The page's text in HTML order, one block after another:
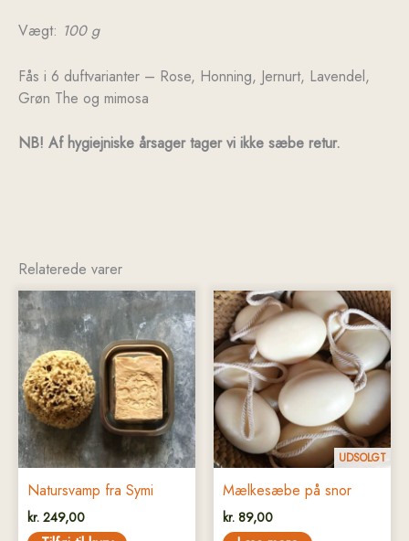
Vægt: 100 g
Fås i 6 duftvarianter – Rose, Honning, Jernurt, Lavendel,
Grøn The og mimosa
NB! Af hygiejniske årsager tager vi ikke sæbe retur.
Relaterede varer
Natursvamp fra Symi
kr. 249,00
UDSOLGT
Mælkesæbe på snor
kr. 89,00